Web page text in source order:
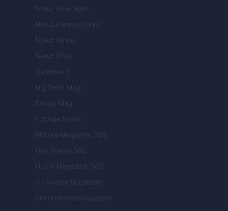
Newz New York
Newz Pennsylvania
Newz Illinois
Newz Ohio
Gameland
Hig Tech Mag
Scoop Mag
Lgbtqia News
Motors Magazine 365
Day Travel 365
Home Magazine 365
Cineverse Magazine
SecondHomeMagazine